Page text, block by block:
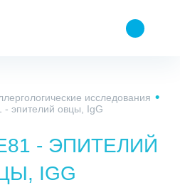
исследования
- эпителий овцы, IgG
- ЭПИТЕЛИЙ
IGG